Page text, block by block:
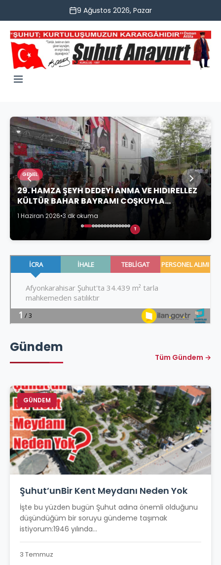
9 Ağustos 2026, Pazar
GENEL
29. HAMZA ŞEYH DEDEYİ ANMA VE HIDIRELLEZ
KÜLTÜR BAHAR BAYRAMI COŞKUYLA
KUTLANDI
1 Haziran 2026•3 dk okuma
T
Gündem
Tüm Gündem →
GÜNDEM
Şuhut’unBir Kent Meydanı Neden Yok
İşte bu yüzden bugün Şuhut adına önemli olduğunu
düşündüğüm bir soruyu gündeme taşımak
istiyorum:1946 yılında...
3 Temmuz